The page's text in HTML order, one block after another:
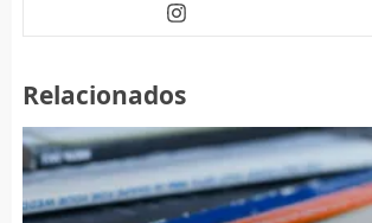
Relacionados